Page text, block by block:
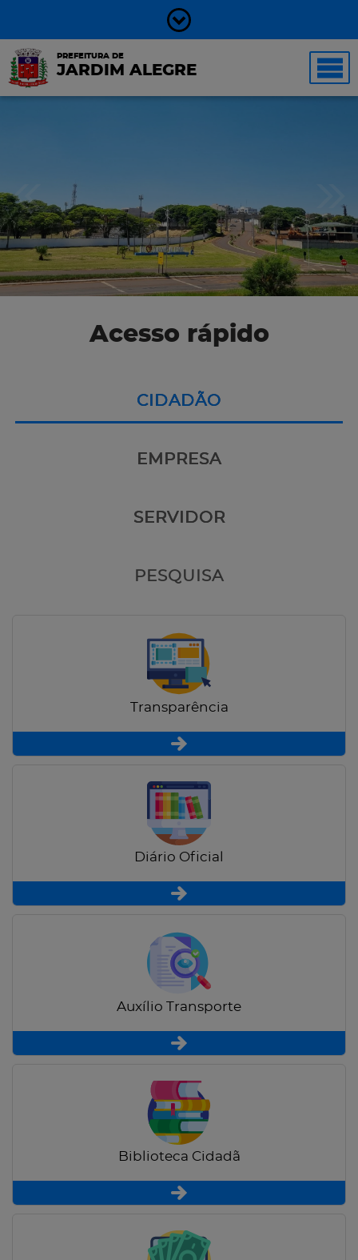
PREFEITURA DE
JARDIM ALEGRE
Acesso rápido
CIDADÃO
EMPRESA
SERVIDOR
PESQUISA
Transparência
Diário Oficial
Auxílio Transporte
Biblioteca Cidadã